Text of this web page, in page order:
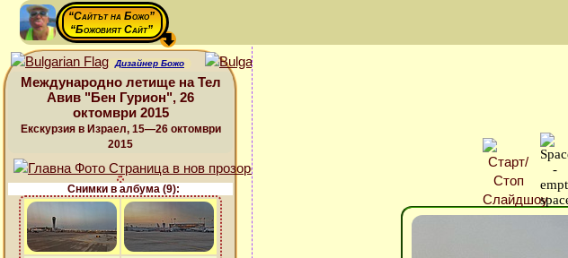
“Сайтът на Божо”
“Божовият Сайт”
Дизайнер Божо
Международно летище на Тел
Авив "Бен Гурион", 26
октомври 2015
Екскурзия в Израел, 15—26 октомври
2015
Снимки в албума (9):